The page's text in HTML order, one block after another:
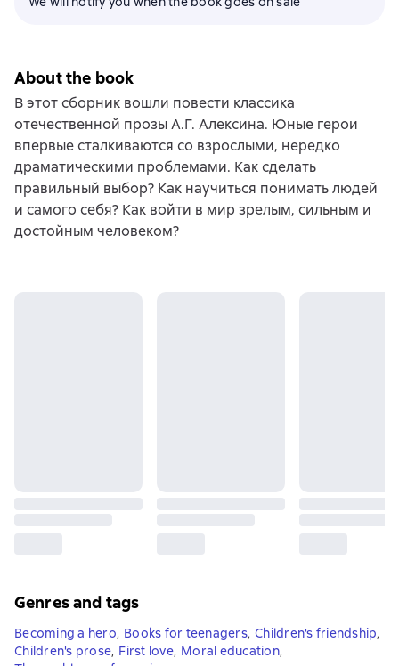
About the book
В этот сборник вошли повести классика
отечественной прозы А.Г. Алексина. Юные герои
впервые сталкиваются со взрослыми, нередко
драматическими проблемами. Как сделать
правильный выбор? Как научиться понимать людей
и самого себя? Как войти в мир зрелым, сильным и
достойным человеком?
Genres and tags
Becoming a hero, Books for teenagers, Children's friendship,
Children's prose, First love, Moral education,